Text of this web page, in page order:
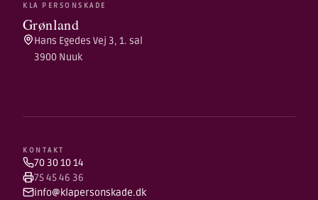
KLA PERSONSKADE
Grønland
Hans Egedes Vej 3, 1. sal
3900 Nuuk
KONTAKT
70 30 10 14
75 45 46 36
info@klapersonskade.dk